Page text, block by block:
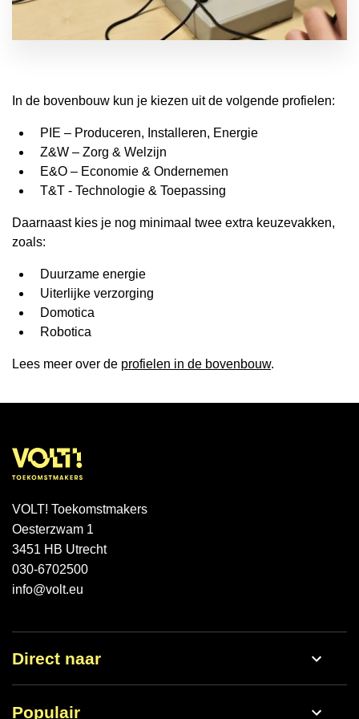
In de bovenbouw kun je kiezen uit de volgende profielen:
PIE – Produceren, Installeren, Energie
Z&W – Zorg & Welzijn
E&O – Economie & Ondernemen
T&T - Technologie & Toepassing
Daarnaast kies je nog minimaal twee extra keuzevakken,
zoals:
Duurzame energie
Uiterlijke verzorging
Domotica
Robotica
Lees meer over de profielen in de bovenbouw.
VOLT! Toekomstmakers
Oesterzwam 1
3451 HB Utrecht
030-6702500
info@volt.eu
Direct naar
Populair